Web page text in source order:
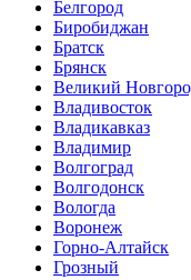
Белгород
Биробиджан
Братск
Брянск
Великий
Владивосток
Владикавказ
Владимир
Волгоград
Волгодонск
Вологда
Воронеж
Горно-Алтайск
Грозный